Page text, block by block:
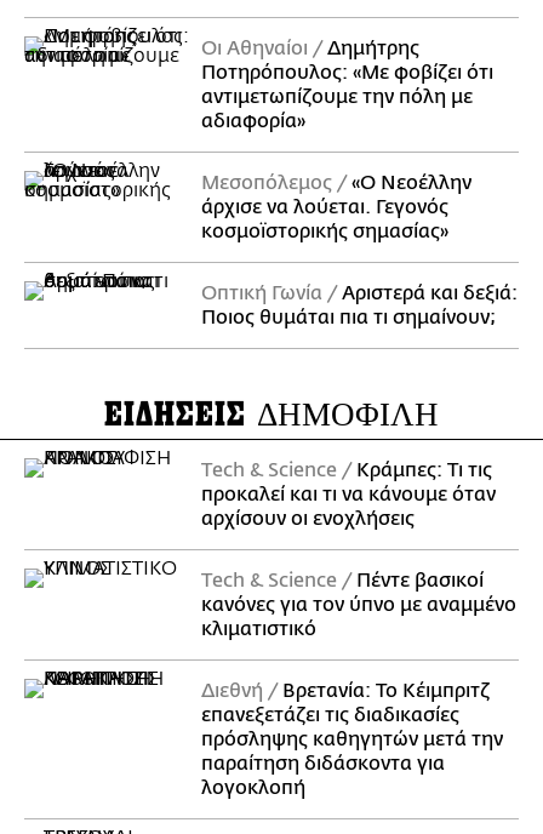
Οι Αθηναίοι
Δημήτρης
Ποτηρόπουλος: «Με φοβίζει ότι
αντιμετωπίζουμε την πόλη με
αδιαφορία»
Μεσοπόλεμος
«Ο Νεοέλλην
άρχισε να λούεται. Γεγονός
κοσμοϊστορικής σημασίας»
Οπτική Γωνία
Αριστερά και δεξιά:
Ποιος θυμάται πια τι σημαίνουν;
ΕΙΔΗΣΕΙΣ ΔΗΜΟΦΙΛΗ
Τech & Science
Κράμπες: Τι τις
προκαλεί και τι να κάνουμε όταν
αρχίσουν οι ενοχλήσεις
Τech & Science
Πέντε βασικοί
κανόνες για τον ύπνο με αναμμένο
κλιματιστικό
Διεθνή
Βρετανία: Το Κέιμπριτζ
επανεξετάζει τις διαδικασίες
πρόσληψης καθηγητών μετά την
παραίτηση διδάσκοντα για
λογοκλοπή